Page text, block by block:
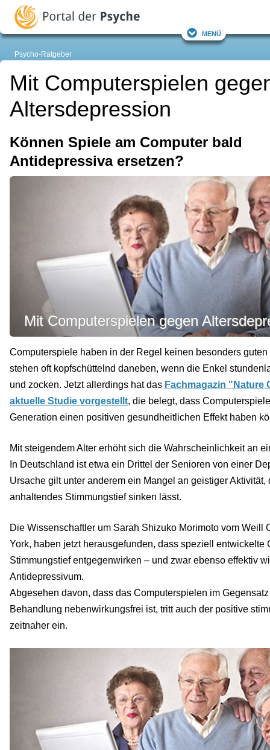
Menü
Psycho-Ratgeber
Mit Computerspielen
Altersdepression
Können Spiele am Computer bald
Antidepressiva ersetzen?
Mit Computerspielen gegen
Computerspiele haben in der Regel keinen besonders
stehen oft kopfschüttelnd daneben, wenn die Enkel
und zocken. Jetzt allerdings hat das Fachmagazin "Nature
aktuelle Studie vorgestellt, die belegt, dass
Generation einen positiven gesundheitlichen Effekt haben
Mit steigendem Alter erhöht sich die Wahrscheinlichkeit an
In Deutschland ist etwa ein Drittel der Senioren von einer
Ursache gilt unter anderem ein Mangel an geistiger
anhaltendes Stimmungstief sinken lässt.
Die Wissenschaftler um Sarah Shizuko Morimoto vom Weill
York, haben jetzt herausgefunden, dass speziell entwickelte
Stimmungstief entgegenwirken – und zwar ebenso effektiv
Antidepressivum.
Abgesehen davon, dass das Computerspielen im
Behandlung nebenwirkungsfrei ist, tritt auch der positive
zeitnaher ein.